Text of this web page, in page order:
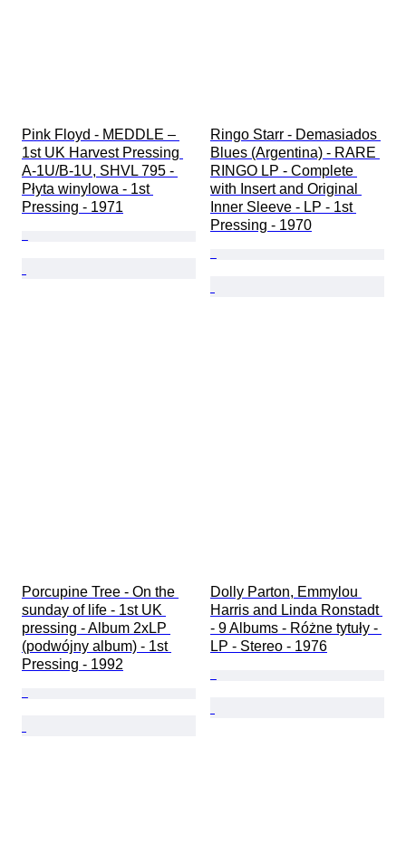
Pink Floyd - MEDDLE –
1st UK Harvest Pressing
A-1U/B-1U, SHVL 795 -
Płyta winylowa - 1st
Pressing - 1971
Ringo Starr - Demasiados
Blues (Argentina) - RARE
RINGO LP - Complete
with Insert and Original
Inner Sleeve - LP - 1st
Pressing - 1970
Porcupine Tree - On the
sunday of life - 1st UK
pressing - Album 2xLP
(podwójny album) - 1st
Pressing - 1992
Dolly Parton, Emmylou
Harris and Linda Ronstadt
- 9 Albums - Różne tytuły -
LP - Stereo - 1976